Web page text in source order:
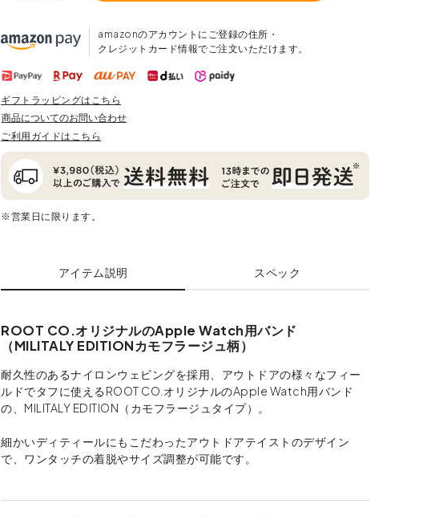
amazonのアカウントにご登録の住所・
クレジットカード情報でご注文いただけます。
ギフトラッピングはこちら
商品についてのお問い合わせ
ご利用ガイドはこちら
※営業日に限ります。
アイテム説明 スペック
ROOT CO.オリジナルのApple Watch用バンド
（MILITALY EDITIONカモフラージュ柄）
耐久性のあるナイロンウェビングを採用、アウトドアの様々なフィー
ルドでタフに使えるROOT CO.オリジナルのApple Watch用バンド
の、MILITALY EDITION（カモフラージュタイプ）。
細かいディティールにもこだわったアウトドアテイストのデザイン
で、ワンタッチの着脱やサイズ調整が可能です。